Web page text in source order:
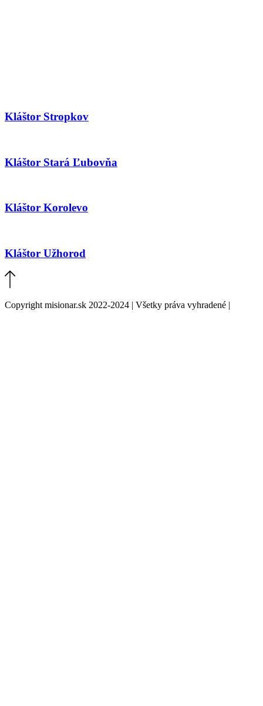
Kláštor Stropkov
Kláštor Stará Ľubovňa
Kláštor Korolevo
Kláštor Užhorod
Copyright misionar.sk 2022-2024 | Všetky práva vyhradené |